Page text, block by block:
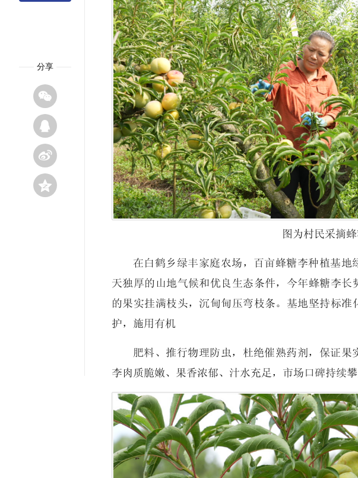
分享




图为村民采摘
在白鹤乡绿丰家庭农场，百亩蜂糖李种植基地
天独厚的山地气候和优良生态条件，今年蜂糖李
的果实挂满枝头，沉甸甸压弯枝条。基地坚持标
护，施用有机
肥料、推行物理防虫，杜绝催熟药剂，保证
李肉质脆嫩、果香浓郁、汁水充足，市场口碑持续攀